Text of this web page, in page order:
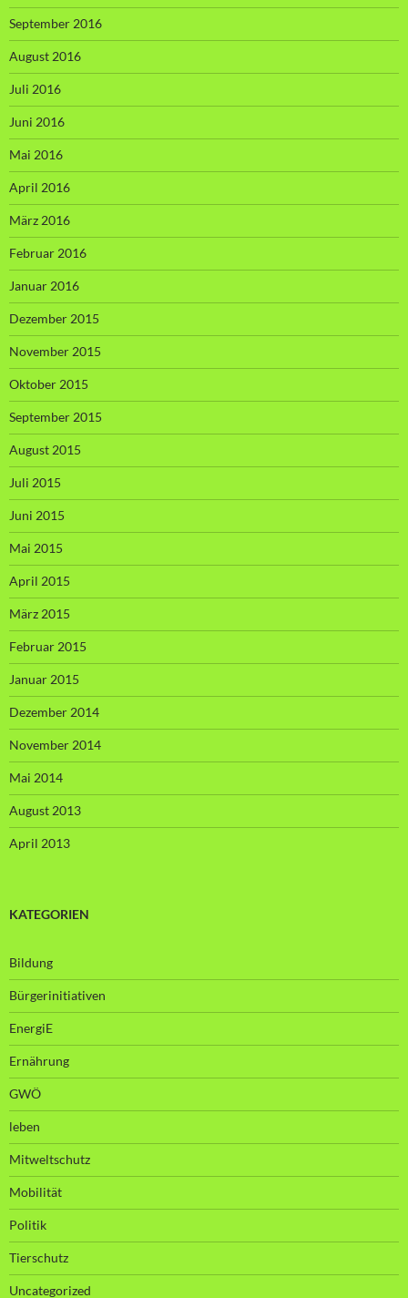
September 2016
August 2016
Juli 2016
Juni 2016
Mai 2016
April 2016
März 2016
Februar 2016
Januar 2016
Dezember 2015
November 2015
Oktober 2015
September 2015
August 2015
Juli 2015
Juni 2015
Mai 2015
April 2015
März 2015
Februar 2015
Januar 2015
Dezember 2014
November 2014
Mai 2014
August 2013
April 2013
KATEGORIEN
Bildung
Bürgerinitiativen
EnergiE
Ernährung
GWÖ
leben
Mitweltschutz
Mobilität
Politik
Tierschutz
Uncategorized